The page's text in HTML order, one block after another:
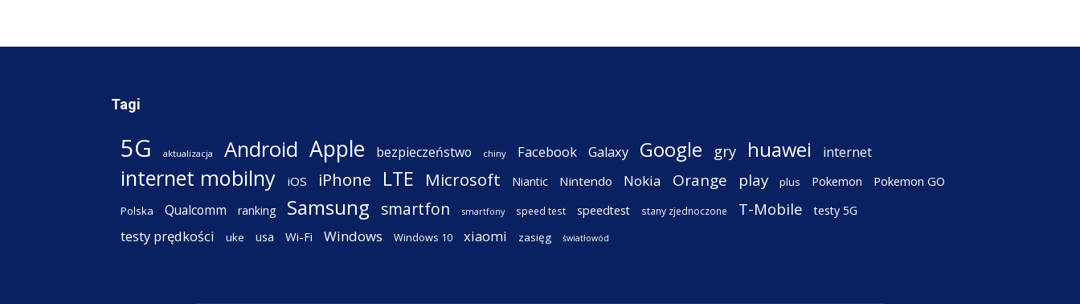
Tagi
5G aktualizacja Android Apple bezpieczeństwo chiny Facebook Galaxy Google gry huawei internet
internet mobilny iOS iPhone LTE Microsoft Niantic Nintendo Nokia Orange play plus Pokemon Pokemon GO
Polska Qualcomm ranking Samsung smartfon smartfony speed test speedtest stany zjednoczone T-Mobile testy 5G
testy prędkości uke usa Wi-Fi Windows Windows 10 xiaomi zasięg światłowód